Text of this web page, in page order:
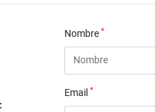
Nombre*
Email*